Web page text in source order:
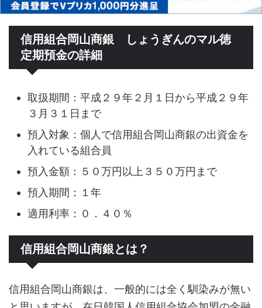
信用組合岡山商銀 しょうぎんのマル徳
定期預金の詳細
取扱期間：平成２９年２月１日から平成２９年
３月３１日まで
預入対象：個人で信用組合岡山商銀の出資金を
入れている組合員
預入金額：５０万円以上３５０万円まで
預入期間：１年
適用利率：０．４０％
信用組合岡山商銀とは？
信用組合岡山商銀は、一般的には全く馴染みが無い